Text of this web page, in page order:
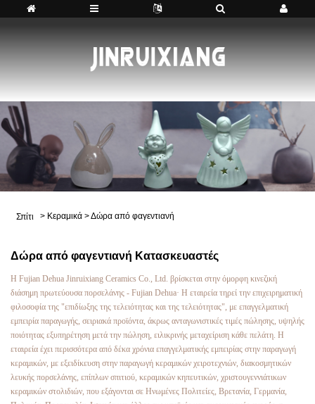
Σπίτι > Κεραμικά >Δώρα από φαγεντιανή
Δώρα από φαγεντιανή Κατασκευαστές
Η Fujian Dehua Jinruixiang Ceramics Co., Ltd. βρίσκεται στην όμορφη κινεζική
διάσημη πρωτεύουσα πορσελάνης - Fujian Dehua· Η εταιρεία τηρεί την επιχειρηματική
φιλοσοφία της "επιδίωξης της τελειότητας και της τελειότητας", με επαγγελματική
εμπειρία παραγωγής, σειριακά προϊόντα, άκρως ανταγωνιστικές τιμές πώλησης, υψηλής
ποιότητας εξυπηρέτηση μετά την πώληση, ειλικρινής μεταχείριση κάθε πελάτη. Η
εταιρεία έχει περισσότερα από δέκα χρόνια επαγγελματικής εμπειρίας στην παραγωγή
κεραμικών, με εξειδίκευση στην παραγωγή κεραμικών χειροτεχνιών, διακοσμητικών
λευκής πορσελάνης, επίπλων σπιτιού, κεραμικών κηπευτικών, χριστουγεννιάτικων
κεραμικών στολιδιών, που εξάγονται σε Ηνωμένες Πολιτείες, Βρετανία, Γερμανία,